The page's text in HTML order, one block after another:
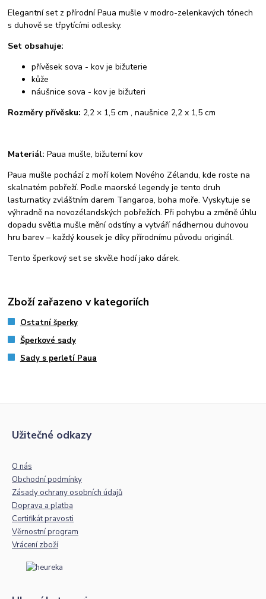
Elegantní set z přírodní Paua mušle v modro-zelenkavých tónech
s duhově se třpytícími odlesky.
Set obsahuje:
přívěsek sova - kov je bižuterie
kůže
náušnice sova - kov je bižuteri
Rozměry přívěsku: 2,2 × 1,5 cm , naušnice 2,2 x 1,5 cm
Materiál: Paua mušle, bižuterní kov
Paua mušle pochází z moří kolem Nového Zélandu, kde roste na
skalnatém pobřeží. Podle maorské legendy je tento druh
lasturnatky zvláštním darem Tangaroa, boha moře. Vyskytuje se
výhradně na novozélandských pobřežích. Při pohybu a změně úhlu
dopadu světla mušle mění odstíny a vytváří nádhernou duhovou
hru barev – každý kousek je díky přírodnímu původu originál.
Tento šperkový set se skvěle hodí jako dárek.
Zboží zařazeno v kategoriích
Ostatní šperky
Šperkové sady
Sady s perletí Paua
Užitečné odkazy
O nás
Obchodní podmínky
Zásady ochrany osobních údajů
Doprava a platba
Certifikát pravosti
Věrnostní program
Vrácení zboží